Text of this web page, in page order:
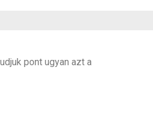
pont ugyan azt a